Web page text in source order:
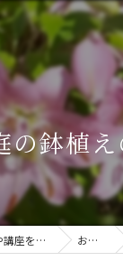
の鉢植
東京で気功なら施術や講座を行う気功サロン お知らせ